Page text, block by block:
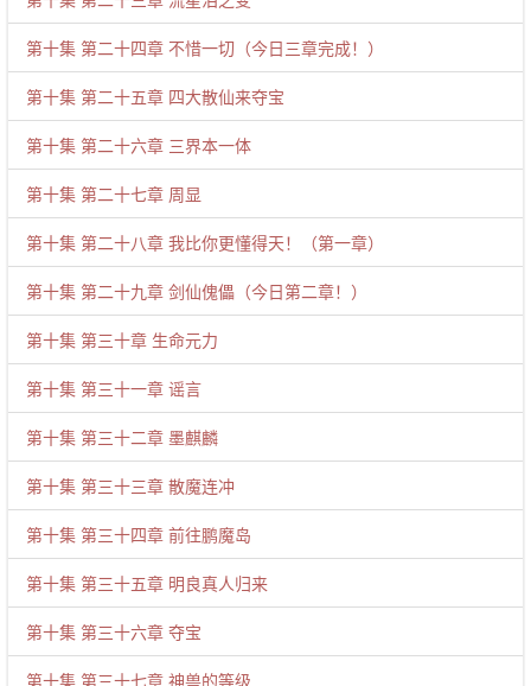
第十集 第二十四章 不惜一切（今日三章完成！）
第十集 第二十五章 四大散仙来夺宝
第十集 第二十六章 三界本一体
第十集 第二十七章 周显
第十集 第二十八章 我比你更懂得天！（第一章）
第十集 第二十九章 剑仙傀儡（今日第二章！）
第十集 第三十章 生命元力
第十集 第三十一章 谣言
第十集 第三十二章 墨麒麟
第十集 第三十三章 散魔连冲
第十集 第三十四章 前往鹏魔岛
第十集 第三十五章 明良真人归来
第十集 第三十六章 夺宝
第十集 第三十七章 神兽的等级